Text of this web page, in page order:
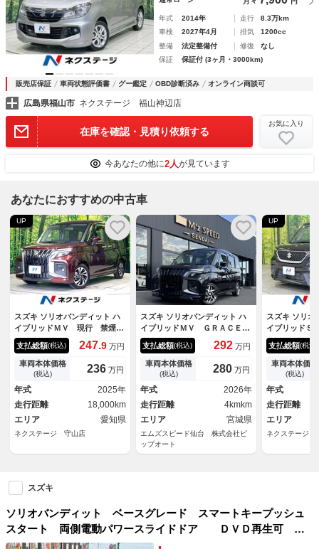
年式 2014年 走行
8.3万km
車検
2027年4月 排気
1200cc
整備
法定整備付 修復
なし
保証
保証付 (3ヶ月・3000km)
販売店保証 車両状態評価書 グー鑑定 OBD診断済み オンライン商談可
広島県福山市 ネクステージ 福山神辺店
在庫を確認・見積り依頼する
お気に入り
今あなたの他に2人が見ています
あなたにおすすめの中古車
UP
スズキ ソリオバンディット ハ
イブリッドＭＶ 現行 禁煙
車 両側電動ドア 純正９型ナ
ビ 全周囲カメラ Ｂｌｕｅｔ
ｏｏｔｈ セーフティサポー
ト レーダークルーズ ＢＳ
Ｍ シートヒーター ＬＥＤヘ
ッド 純正１５インチＡＷ キ
ーレス
支払総額(税込) 247.9 万円
車両本体価格
(税込) 236 万円
年式
2025年
走行距離
18,000km
エリア
愛知県
ネクステージ 守山店
スズキ ソリオバンディット ハ
イブリッドＭＶ ＧＲＡＣＥ
ＬＩＮＥ エムズスピードコン
プリートカーエアロＶｅｒ
全方位モニター付メモリーナ
ビ スズキコネクト通信機 ブ
ラインドスポットモニター デ
ュアルセンサーブレーキサポー
トＩＩ
支払総額(税込) 292 万円
車両本体価格
(税込) 280 万円
年式
2026年
走行距離
4kmkm
エリア
宮城県
エムズスピード仙台 株式会社ビ
ップオート
UP
スズキ ソリオ
イブリッドＳ
イドドア 純
周囲カメラ
ト アダプテ
煙車 ドラレ
サー ＬＥＤ
ンＥＴＣ 純
Ｗ サーキュ
支払総額(税込)
車両本体価格
(税込)
年式
走行距離
エリア
ネクステージ
スズキ
ソリオバンディット ベースグレード スマートキープッシュ
スタート 両側電動パワースライドドア ＤＶＤ再生可 メ
モリーナビ パワーウィンドウ ナビ＆ＴＶ ワンセグ イモ